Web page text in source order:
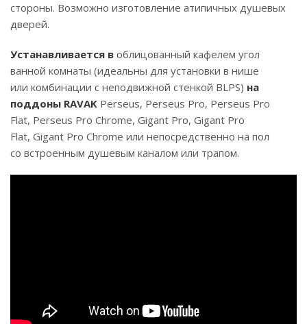
стороны. Возможно изготовление атипичных душевых
дверей.
Устанавливается в облицованный кафелем угол
ванной комнаты (идеальны для установки в нише
или комбинации с неподвижной стенкой BLPS) на
поддоны RAVAK Perseus, Perseus Pro, Perseus Pro
Flat, Perseus Pro Chrome, Gigant Pro, Gigant Pro
Flat, Gigant Pro Chrome или непосредственно на пол
со встроенным душевым каналом или трапом.